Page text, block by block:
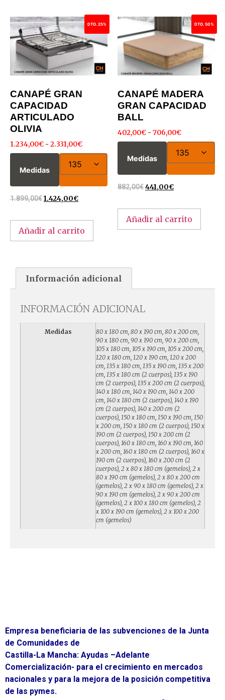
DTO. 25%
CANAPÉ GRAN
CAPACIDAD
ARTICULADO
OLIVIA
1.234,00€ - 2.331,00€
Medidas
1.899,00€1.424,00€
Añadir al carrito
DTO. 50%
CANAPÉ MADERA
GRAN CAPACIDAD
BALL
402,00€ - 706,00€
Medidas
882,00€441,00€
Añadir al carrito
Información adicional
INFORMACIÓN ADICIONAL
Medidas
80 x 180 cm, 80 x 190 cm, 80 x 200 cm,
90 x 180 cm, 90 x 190 cm, 90 x 200 cm,
105 x 180 cm, 105 x 190 cm, 105 x 200 cm,
120 x 180 cm, 120 x 190 cm, 120 x 200
cm, 135 x 180 cm, 135 x 190 cm, 135 x 200
cm, 135 x 180 cm (2 cuerpos), 135 x 190
cm (2 cuerpos), 135 x 200 cm (2 cuerpos),
140 x 180 cm, 140 x 190 cm, 140 x 200
cm, 140 x 180 cm (2 cuerpos), 140 x 190
cm (2 cuerpos), 140 x 200 cm (2
cuerpos), 150 x 180 cm, 150 x 190 cm, 150
x 200 cm, 150 x 180 cm (2 cuerpos), 150 x
190 cm (2 cuerpos), 150 x 200 cm (2
cuerpos), 160 x 180 cm, 160 x 190 cm, 160
x 200 cm, 160 x 180 cm (2 cuerpos), 160 x
190 cm (2 cuerpos), 160 x 200 cm (2
cuerpos), 2 x 80 x 180 cm (gemelos), 2 x
80 x 190 cm (gemelos), 2 x 80 x 200 cm
(gemelos), 2 x 90 x 180 cm (gemelos), 2 x
90 x 190 cm (gemelos), 2 x 90 x 200 cm
(gemelos), 2 x 100 x 180 cm (gemelos), 2
x 100 x 190 cm (gemelos), 2 x 100 x 200
cm (gemelos)
Empresa beneficiaria de las subvenciones de la Junta
de Comunidades de
Castilla-La Mancha: Ayudas –Adelante
Comercialización- para el crecimiento en mercados
nacionales y para la mejora de la posición competitiva
de las pymes.